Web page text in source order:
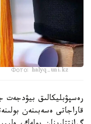
Фото: halyq-uni.kz
رەسپۋبليكالىق بيۋدجەت
قاراجاتى ەسەبىنەن